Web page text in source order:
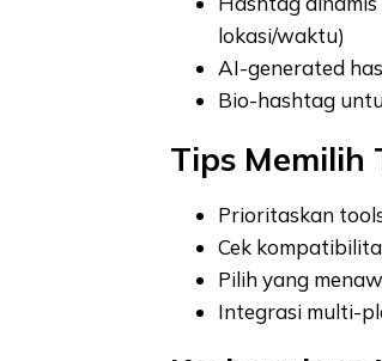
lokasi/waktu)
AI-generated
Bio-hashtag
Tips Memilih
Prioritaskan
Cek
Pilih yang
Integrasi multi-